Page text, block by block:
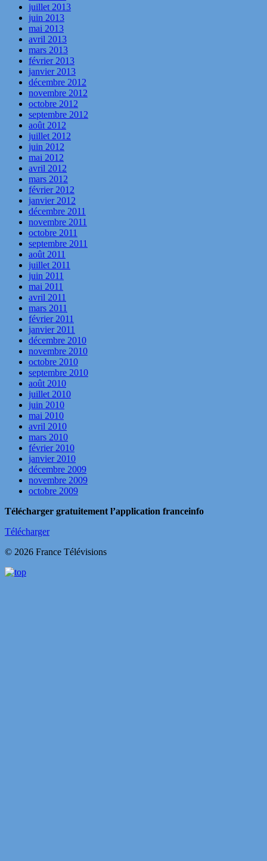
juillet 2013
juin 2013
mai 2013
avril 2013
mars 2013
février 2013
janvier 2013
décembre 2012
novembre 2012
octobre 2012
septembre 2012
août 2012
juillet 2012
juin 2012
mai 2012
avril 2012
mars 2012
février 2012
janvier 2012
décembre 2011
novembre 2011
octobre 2011
septembre 2011
août 2011
juillet 2011
juin 2011
mai 2011
avril 2011
mars 2011
février 2011
janvier 2011
décembre 2010
novembre 2010
octobre 2010
septembre 2010
août 2010
juillet 2010
juin 2010
mai 2010
avril 2010
mars 2010
février 2010
janvier 2010
décembre 2009
novembre 2009
octobre 2009
Télécharger gratuitement l’application franceinfo
Télécharger
© 2026 France Télévisions